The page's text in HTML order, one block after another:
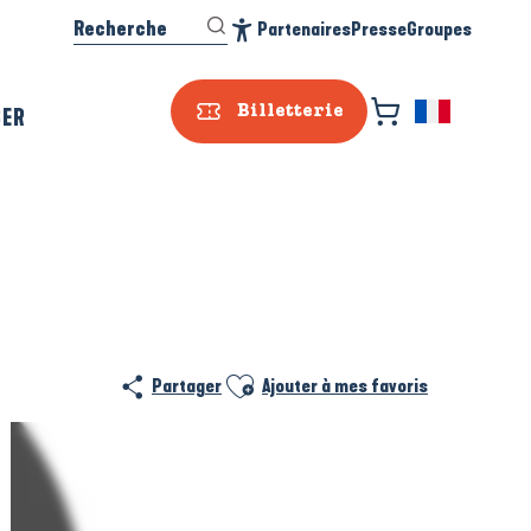
Billetterie
Recherche PartenairesPresseGroupes
Partager Ajouter aux favoris
Ajouter à mes favoris